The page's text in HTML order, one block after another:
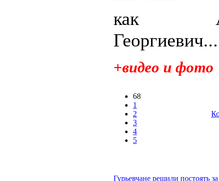
как
Георгиевич...
+видео и фото
68
1
2
3
4
5
Гурьевчане решили постоять